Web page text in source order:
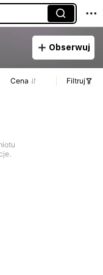
Obserwuj
Cena Filtruj